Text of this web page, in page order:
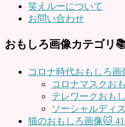
笑えルーについて
お問い合わせ
おもしろ画像カテゴリ
コロナ時代おもしろ画
コロナマスクお
テレワークおも
ソーシャルディ
猫のおもしろ画像🐱